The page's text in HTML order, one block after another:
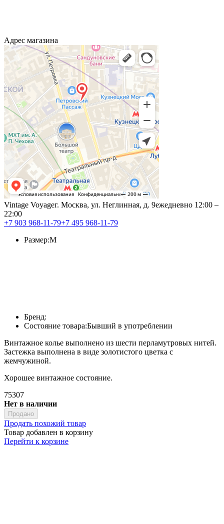
Адрес магазина
Vintage Voyageг. Москва, ул. Неглинная, д. 9ежедневно 12:00 –
22:00
+7 903 968-11-79+7 495 968-11-79
Состояние товара:Бывший в употреблении
Бренд:
Размер:M
Винтажное колье выполнено из шести перламутровых нитей.
Застежка выполнена в виде золотистого цветка с
жемчужиной.
Хорошее винтажное состояние.
75307
Нет в наличии
Продано
Продать похожий товар
Товар добавлен в корзину
Перейти к корзине